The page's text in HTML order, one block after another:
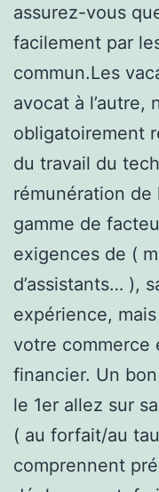
assurez-vous
facilement par
commun.Les
avocat à
obligatoirement
du travail du
rémunération de
gamme de
exigences de (
d’assistants… ),
expérience,
votre commerce
financier. Un
le 1er allez sur
( au forfait/au
comprennent